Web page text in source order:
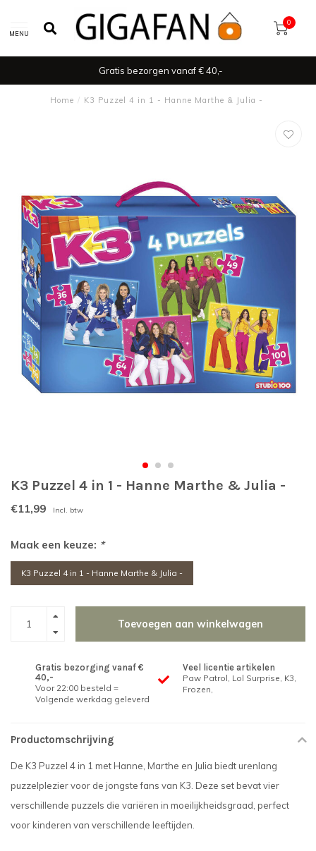
MENU
0
Gratis bezorgen vanaf € 40,-
Home / K3 Puzzel 4 in 1 - Hanne Marthe & Julia -
K3 Puzzel 4 in 1 - Hanne Marthe & Julia -
€11,99 Incl. btw
Maak een keuze: *
K3 Puzzel 4 in 1 - Hanne Marthe & Julia -
Toevoegen aan winkelwagen
Gratis bezorging vanaf €
40,-
Voor 22:00 besteld =
Volgende werkdag geleverd
Veel licentie artikelen
Paw Patrol, Lol Surprise, K3,
Frozen,
Productomschrijving
De K3 Puzzel 4 in 1 met Hanne, Marthe en Julia biedt urenlang
puzzelplezier voor de jongste fans van K3. Deze set bevat vier
verschillende puzzels die variëren in moeilijkheidsgraad, perfect
voor kinderen van verschillende leeftijden.